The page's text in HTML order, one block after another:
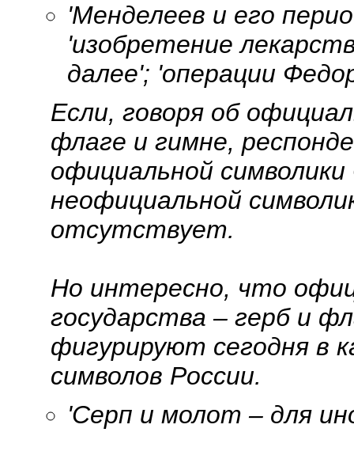
'Менделеев и его
'изобретение
далее'; 'операции
Если, говоря об
флаге и гимне,
официальной
неофициальной
отсутствует.
Но интересно, что
государства – герб и
фигурируют сегодня в
символов России.
'Серп и молот – для